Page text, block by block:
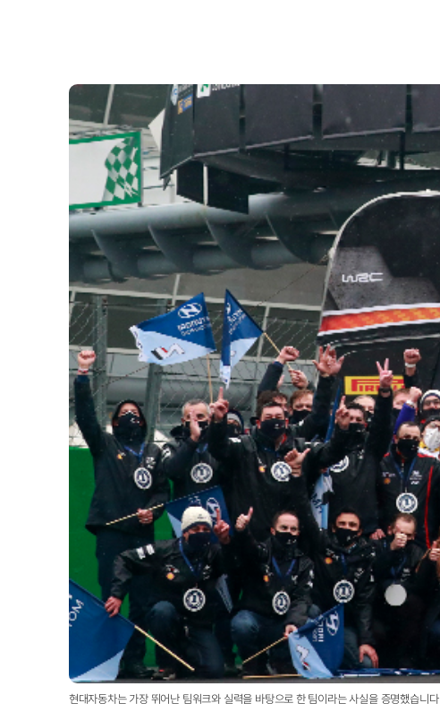
현대자동차는 가장 뛰어난 팀워크와 실력을 바탕으로 한 팀이라는 사실을 증명했습니다